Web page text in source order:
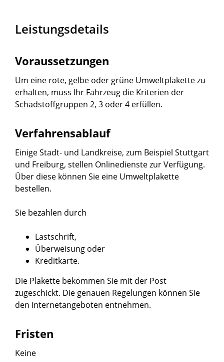
Leistungsdetails
Voraussetzungen
Um eine rote, gelbe oder grüne Umweltplakette zu
erhalten, muss Ihr Fahrzeug die Kriterien der
Schadstoffgruppen 2, 3 oder 4 erfüllen.
Verfahrensablauf
Einige Stadt- und Landkreise, zum Beispiel Stuttgart
und Freiburg, stellen Onlinedienste zur Verfügung.
Über diese können Sie eine Umweltplakette
bestellen.
Sie bezahlen durch
Lastschrift,
Überweisung oder
Kreditkarte.
Die Plakette bekommen Sie mit der Post
zugeschickt. Die genauen Regelungen können Sie
den Internetangeboten entnehmen.
Fristen
Keine